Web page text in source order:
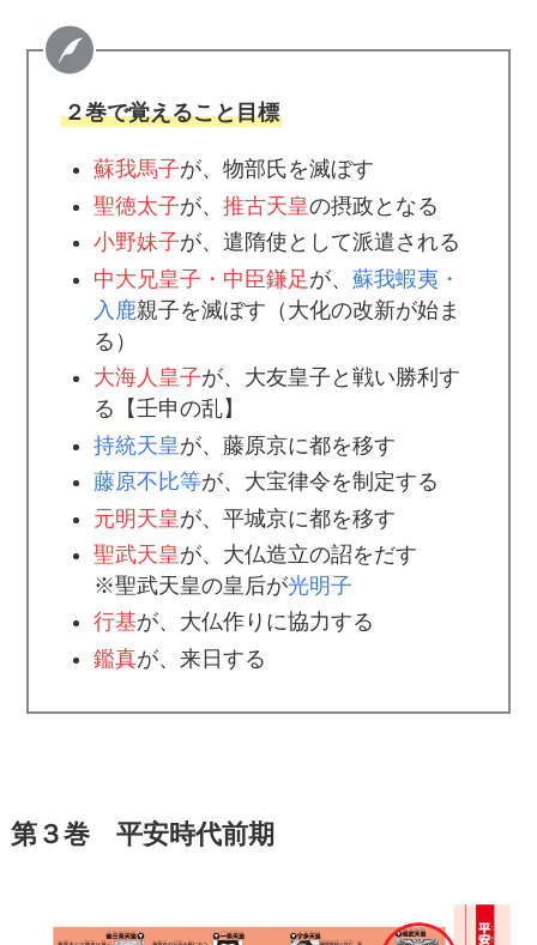
２巻で覚えること目標
蘇我馬子が、物部氏を滅ぼす
聖徳太子が、推古天皇の摂政となる
小野妹子が、遣隋使として派遣される
中大兄皇子・中臣鎌足 が、蘇我蝦夷・
入鹿親子を滅ぼす（大化の改新が始ま
る）
大海人皇子が、大友皇子と戦い勝利す
る【壬申の乱】
持統天皇が、藤原京に都を移す
藤原不比等が、大宝律令を制定する
元明天皇が、平城京に都を移す
聖武天皇が、大仏造立の詔をだす
※聖武天皇の皇后が光明子
行基が、大仏作りに協力する
鑑真が、来日する
第３巻 平安時代前期